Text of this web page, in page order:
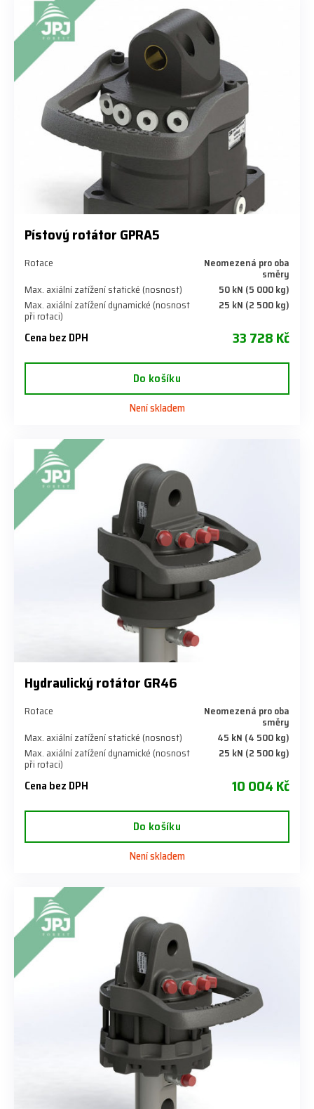
Pístový rotátor GPRA5
Rotace Neomezená pro oba
směry
Max. axiální zatížení statické (nosnost)
50 kN (5 000 kg)
Max. axiální zatížení dynamické (nosnost
při rotaci)
25 kN (2 500 kg)
Cena bez DPH 33 728 Kč
Do košíku
Není skladem
Hydraulický rotátor GR46
Rotace Neomezená pro oba
směry
Max. axiální zatížení statické (nosnost)
45 kN (4 500 kg)
Max. axiální zatížení dynamické (nosnost
při rotaci)
25 kN (2 500 kg)
Cena bez DPH 10 004 Kč
Do košíku
Není skladem